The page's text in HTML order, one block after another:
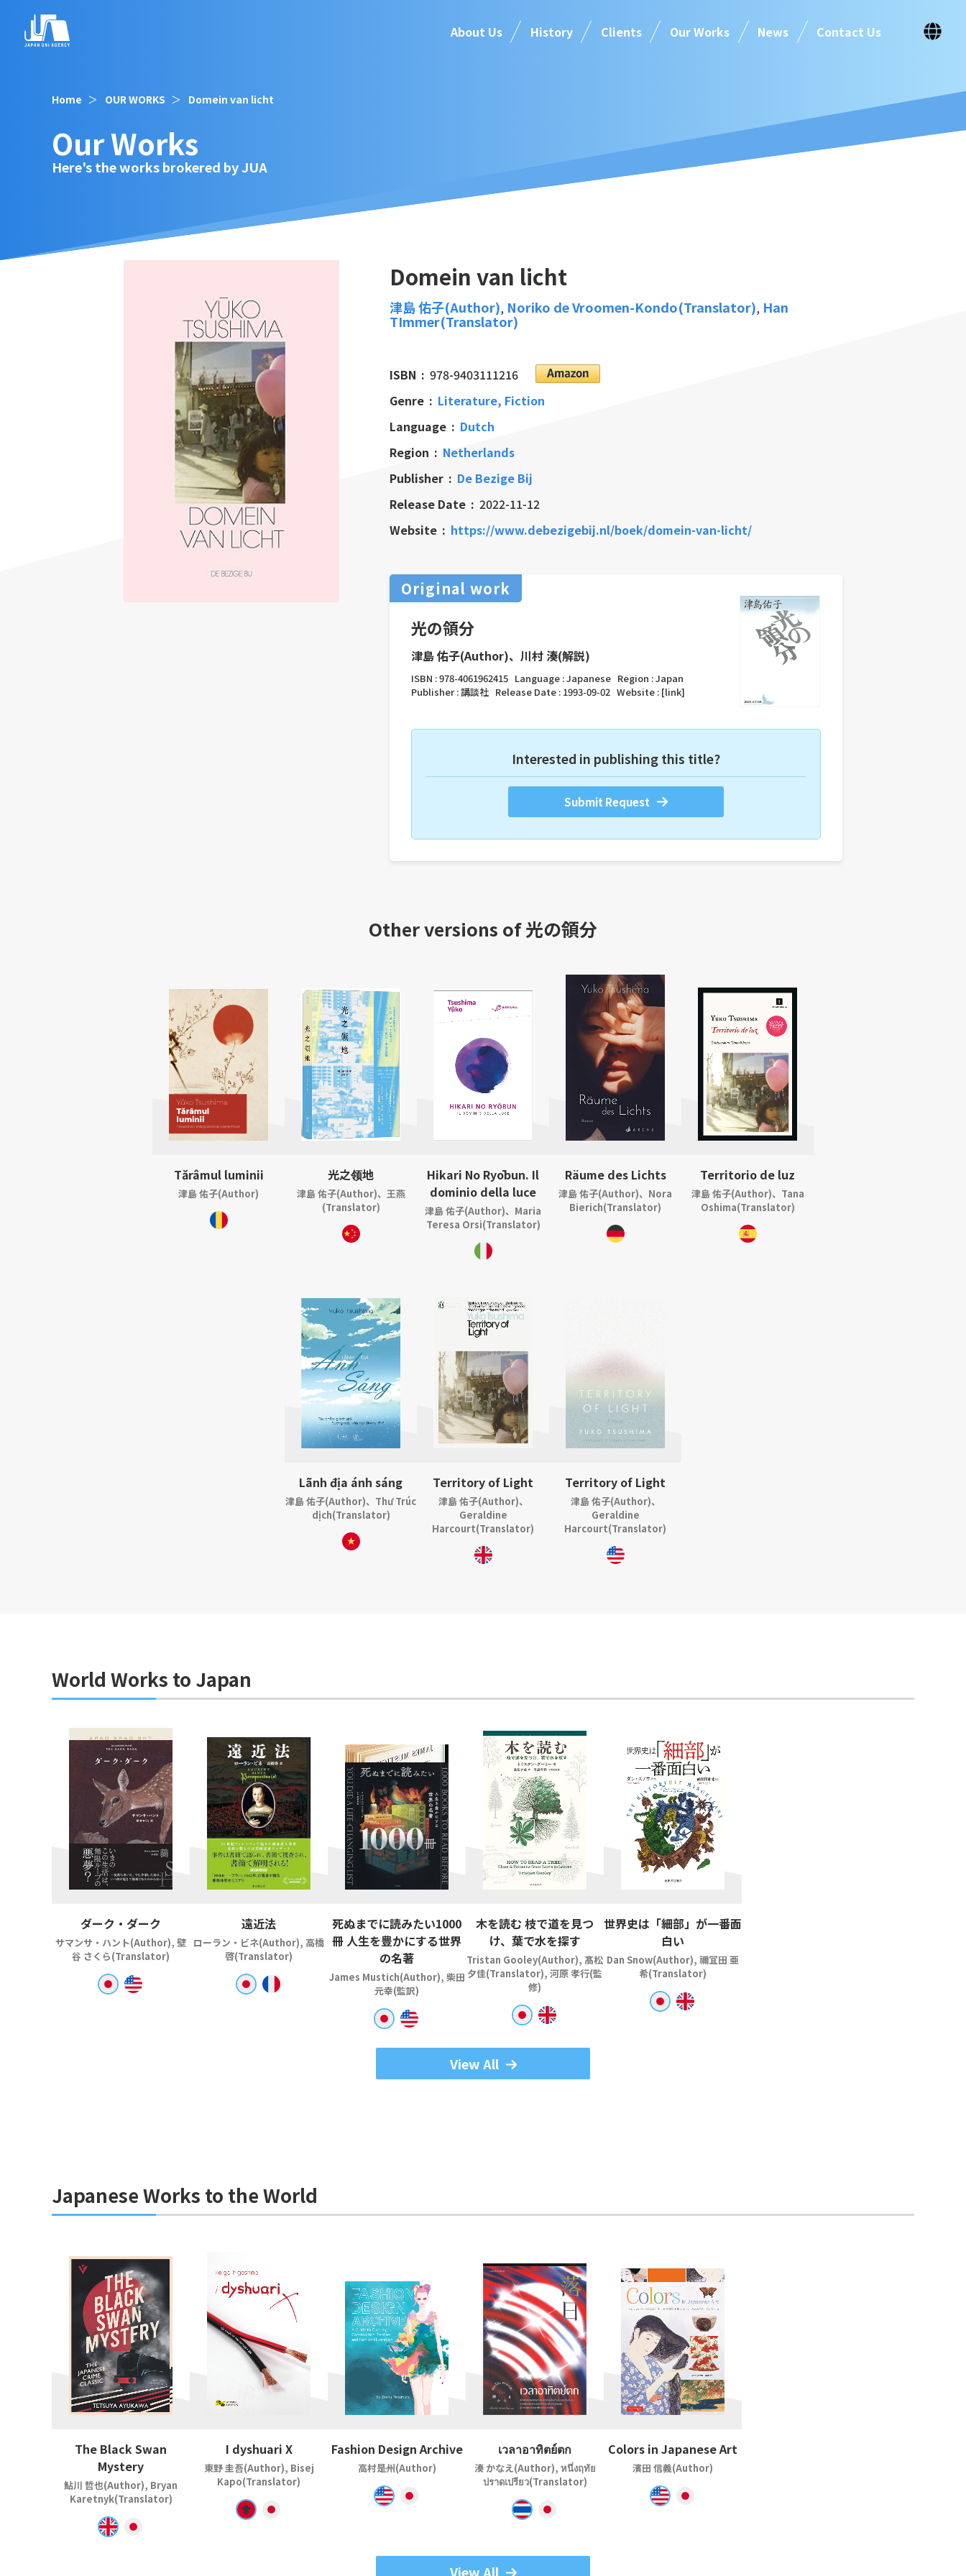
About Us History Clients Our Works News Contact Us
Home OUR WORKS Domein van licht
Our Works
Here's the works brokered by JUA
Domein van licht
津島 佑子(Author), Noriko de Vroomen-Kondo(Translator), Han
TImmer(Translator)
ISBN
978-9403111216
Genre
Literature, Fiction
Language
Dutch
Region
Netherlands
Publisher
De Bezige Bij
Release Date
2022-11-12
Website
https://www.debezigebij.nl/boek/domein-van-licht/
Original work
光の領分
津島 佑子(Author)、川村 湊(解説)
ISBN :978-4061962415 Language :Japanese Region :Japan
Publisher :講談社 Release Date : 1993-09-02 Website : [link]
Interested in publishing this title?
Submit Request
Other versions of光の領分
Tărâmul luminii
津島 佑子(Author)
光之领地
津島 佑子(Author)、王燕
(Translator)
Hikari No Ryōbun. Il
dominio della luce
津島 佑子(Author)、Maria
Teresa Orsi(Translator)
Räume des Lichts
津島 佑子(Author)、Nora
Bierich(Translator)
Territorio de luz
津島 佑子(Author)、Tana
Oshima(Translator)
Lãnh địa ánh sáng
津島 佑子(Author)、Thư Trúc
dịch(Translator)
Territory of Light
津島 佑子(Author)、
Geraldine
Harcourt(Translator)
Territory of Light
津島 佑子(Author)、
Geraldine
Harcourt(Translator)
World Works to Japan
ダーク・ダーク
サマンサ・ハント(Author), 壁
谷 さくら(Translator)
遠近法
ローラン・ビネ(Author), 高橋
啓(Translator)
死ぬまでに読みたい1000
冊 人生を豊かにする世界
の名著
James Mustich(Author), 柴田
元幸(監訳)
木を読む 枝で道を見つ
け、葉で水を探す
Tristan Gooley(Author), 髙松
夕佳(Translator), 河原 孝行(監
修)
世界史は「細部」が一番面
白い
Dan Snow(Author), 禰冝田 亜
希(Translator)
View All
Japanese Works to the World
The Black Swan
Mystery
鮎川 哲也(Author), Bryan
Karetnyk(Translator)
I dyshuari X
東野 圭吾(Author), Bisej
Kapo(Translator)
Fashion Design Archive
高村是州(Author)
เวลาอาทิตย์ตก
湊 かなえ(Author), หนึ่งฤทัย
ปราดเปรียว(Translator)
Colors in Japanese Art
濱田 信義(Author)
View All